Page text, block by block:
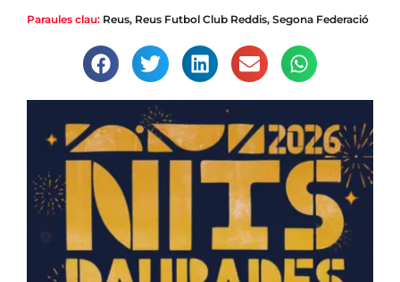
Paraules clau: Reus, Reus Futbol Club Reddis, Segona Federació